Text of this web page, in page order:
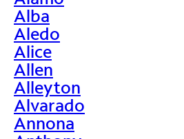
Alba
Aledo
Alice
Allen
Alleyton
Alvarado
Annona